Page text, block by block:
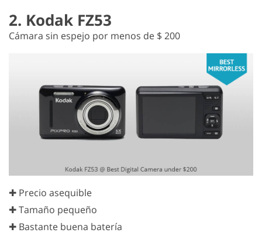
2. Kodak FZ53
Cámara sin espejo por menos de $ 200
✚ Precio asequible
✚ Tamaño pequeño
✚ Bastante buena batería